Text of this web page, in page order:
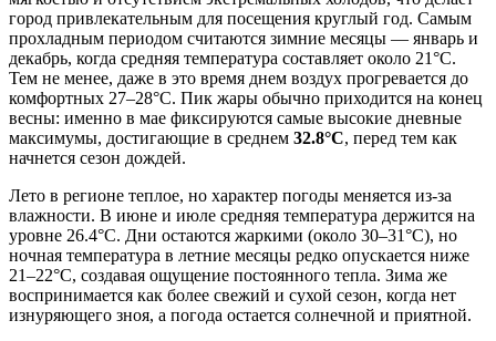
город привлекательным для посещения круглый год. Самым
прохладным периодом считаются зимние месяцы — январь и
декабрь, когда средняя температура составляет около 21°C.
Тем не менее, даже в это время днем воздух прогревается до
комфортных 27–28°C. Пик жары обычно приходится на конец
весны: именно в мае фиксируются самые высокие дневные
максимумы, достигающие в среднем 32.8°C, перед тем как
начнется сезон дождей.
Лето в регионе теплое, но характер погоды меняется из-за
влажности. В июне и июле средняя температура держится на
уровне 26.4°C. Дни остаются жаркими (около 30–31°C), но
ночная температура в летние месяцы редко опускается ниже
21–22°C, создавая ощущение постоянного тепла. Зима же
воспринимается как более свежий и сухой сезон, когда нет
изнуряющего зноя, а погода остается солнечной и приятной.